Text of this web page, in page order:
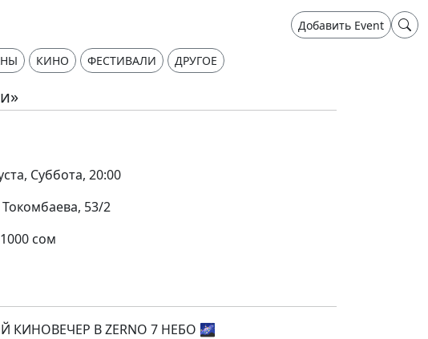
Добавить Event
КИНО ФЕСТИВАЛИ ДРУГОЕ
Суббота, 20:00
53/2
сом
КИНОВЕЧЕР В ZERNO 7 НЕБО 🌌